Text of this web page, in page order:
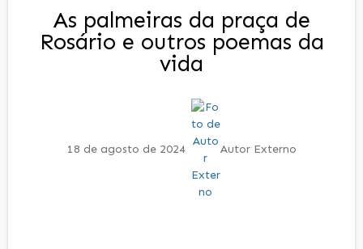
As palmeiras da praça de
Rosário e outros poemas da
vida
18 de agosto de 2024 Autor Externo